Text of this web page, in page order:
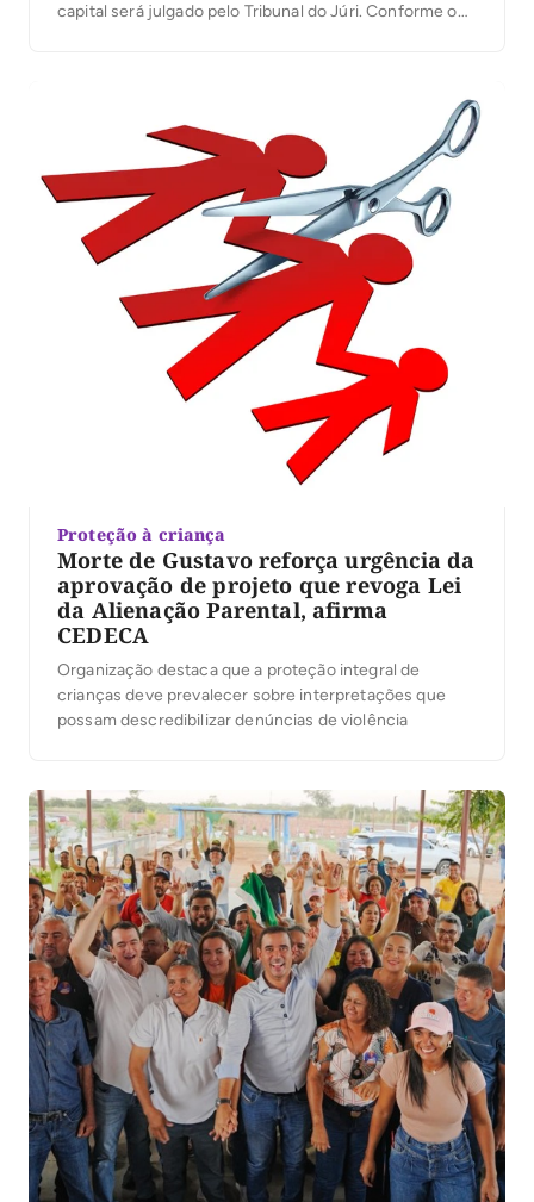
capital será julgado pelo Tribunal do Júri. Conforme o
Proteção à criança
Morte de Gustavo reforça urgência da
aprovação de projeto que revoga Lei
da Alienação Parental, afirma
CEDECA
Organização destaca que a proteção integral de
crianças deve prevalecer sobre interpretações que
possam descredibilizar denúncias de violência